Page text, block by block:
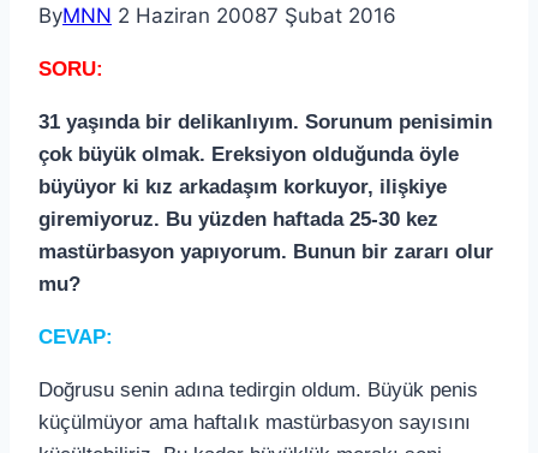
ByMNN 2 Haziran 20087 Şubat 2016
SORU:
31 yaşında bir delikanlıyım. Sorunum penisimin
çok büyük olmak. Ereksiyon olduğunda öyle
büyüyor ki kız arkadaşım korkuyor, ilişkiye
giremiyoruz. Bu yüzden haftada 25-30 kez
mastürbasyon yapıyorum. Bunun bir zararı olur
mu?
CEVAP:
Doğrusu senin adına tedirgin oldum. Büyük penis
küçülmüyor ama haftalık mastürbasyon sayısını